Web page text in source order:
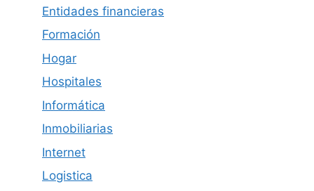
Entidades financieras
Formación
Hogar
Hospitales
Informática
Inmobiliarias
Internet
Logistica